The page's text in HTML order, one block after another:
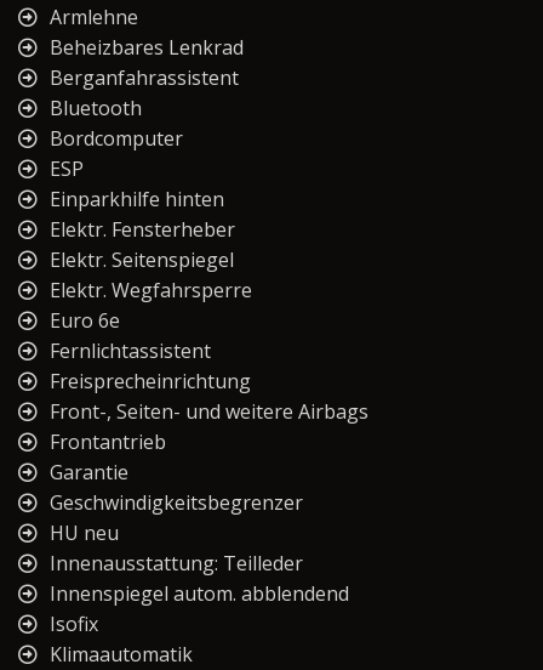
Armlehne
Beheizbares Lenkrad
Berganfahrassistent
Bluetooth
Bordcomputer
ESP
Einparkhilfe hinten
Elektr. Fensterheber
Elektr. Seitenspiegel
Elektr. Wegfahrsperre
Euro 6e
Fernlichtassistent
Freisprecheinrichtung
Front-, Seiten- und weitere Airbags
Frontantrieb
Garantie
Geschwindigkeitsbegrenzer
HU neu
Innenausstattung: Teilleder
Innenspiegel autom. abblendend
Isofix
Klimaautomatik